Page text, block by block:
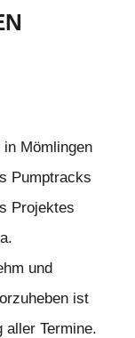
Mömlingen
Pumptracks
Projektes
und
ist
aller Termine.